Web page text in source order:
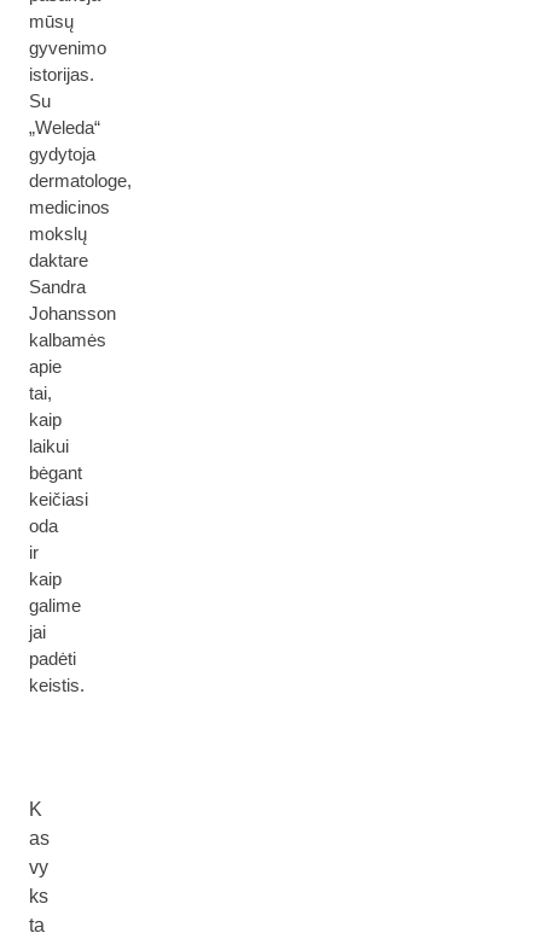
mūsų
gyvenimo
istorijas.
Su
„Weleda“
gydytoja
dermatologe,
medicinos
mokslų
daktare
Sandra
Johansson
kalbamės
apie
tai,
kaip
laikui
bėgant
keičiasi
oda
ir
kaip
galime
jai
padėti
keistis.
K
as
vy
ks
ta